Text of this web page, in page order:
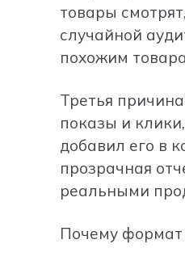
товары
случайной
похожим
Третья
показы и
добавил его в
прозрачная
реальными
Почему формат